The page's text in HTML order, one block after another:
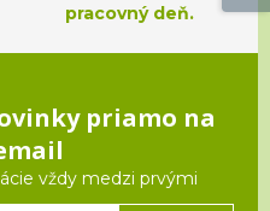
pracovný deň.
priamo na
vždy medzi prvými